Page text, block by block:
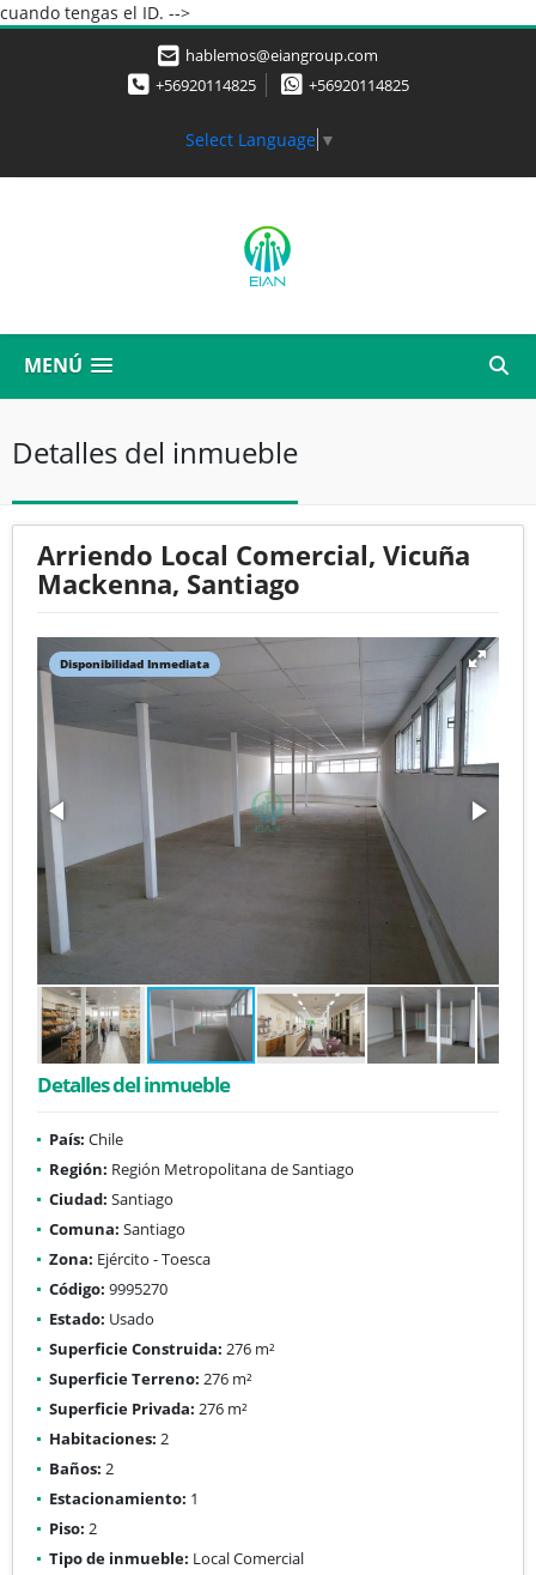
cuando tengas el ID. -->
hablemos@eiangroup.com
+56920114825
+56920114825
Select Language ▼
MENÚ
Detalles del inmueble
Arriendo Local Comercial, Vicuña
Mackenna, Santiago
Disponibilidad Inmediata
Detalles del inmueble
País: Chile
Región: Región Metropolitana de Santiago
Ciudad: Santiago
Comuna: Santiago
Zona: Ejército - Toesca
Código: 9995270
Estado: Usado
Superficie Construida: 276 m²
Superficie Terreno: 276 m²
Superficie Privada: 276 m²
Habitaciones: 2
Baños: 2
Estacionamiento: 1
Piso: 2
Tipo de inmueble: Local Comercial